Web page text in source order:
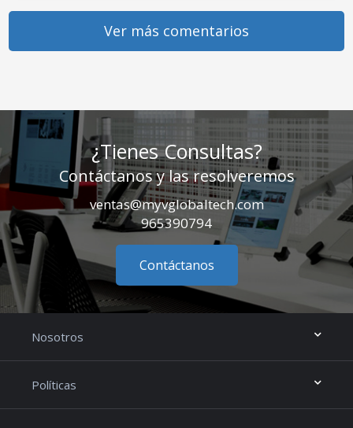
Ver más comentarios
¿Tienes Consultas?
Contáctanos y las resolveremos
ventas@myvglobaltech.com
965390794
Contáctanos
Nosotros
Políticas